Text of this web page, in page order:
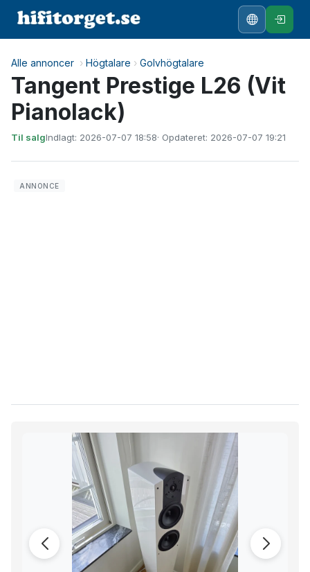
Alle annoncer › Högtalare › Golvhögtalare
Tangent Prestige L26 (Vit
Pianolack)
Til salgIndlagt: 2026-07-07 18:58· Opdateret: 2026-07-07 19:21